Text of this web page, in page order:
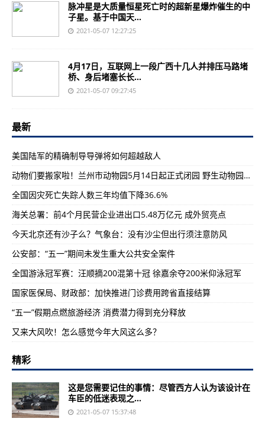
脉冲星是大质量恒星死亡时的超新星爆炸催生的中
子星。基于中国天...
2021-05-07 12:27:25
4月17日，互联网上一段广西十几人并排压马路堵
桥、身后堵塞长长...
2021-05-07 09:27:45
最新
美国陆军的精确制导导弹将如何超越敌人
动物们要搬家啦！兰州市动物园5月14日起正式闭园 野生动物园10月前开放
全国因灾死亡失踪人数三年均值下降36.6%
海关总署：前4个月民营企业进出口5.48万亿元 成外贸亮点
今天北京还有沙子么？气象台：没有沙尘但出行须注意防风
公安部：“五一”期间未发生重大公共安全案件
全国游泳冠军赛：汪顺摘200混第十冠 徐嘉余夺200米仰泳冠军
国家医保局、财政部：加快推进门诊费用跨省直接结算
“五一”假期点燃旅游经济 消费潜力得到充分释放
又来大风吹！怎么感觉今年大风这么多？
精彩
这是您需要记住的事情：尽管西方人认为该设计在
车臣的低迷表现之...
2021-05-07 15:37:48